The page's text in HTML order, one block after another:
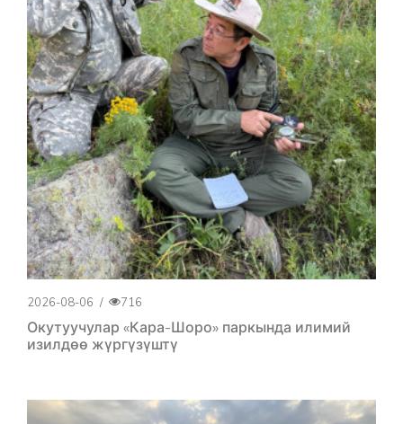
2026-08-06 / 716
Окутуучулар «Кара-Шоро» паркында илимий
изилдөө жүргүзүштү